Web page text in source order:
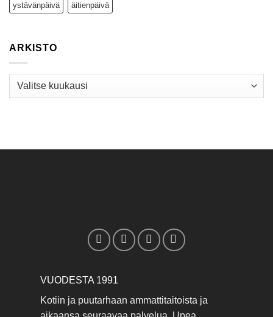
ystävänpäivä äitienpäivä
ARKISTO
Arkisto
VUODESTA 1991
Kotiin ja puutarhaan ammattitaitoista ja